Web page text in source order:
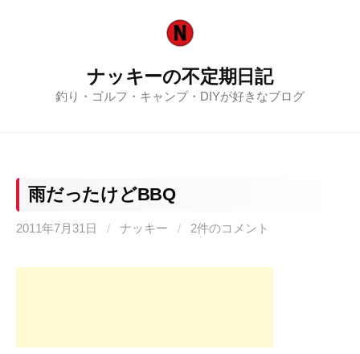
ナッキーの不定期日記
釣り・ゴルフ・キャンプ・DIYが好きなブログ
雨だったけどBBQ
2011年7月31日 / ナッキー / 2件のコメント